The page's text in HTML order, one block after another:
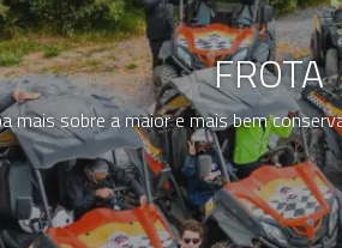
FROTA
mais sobre a maior e mais bem